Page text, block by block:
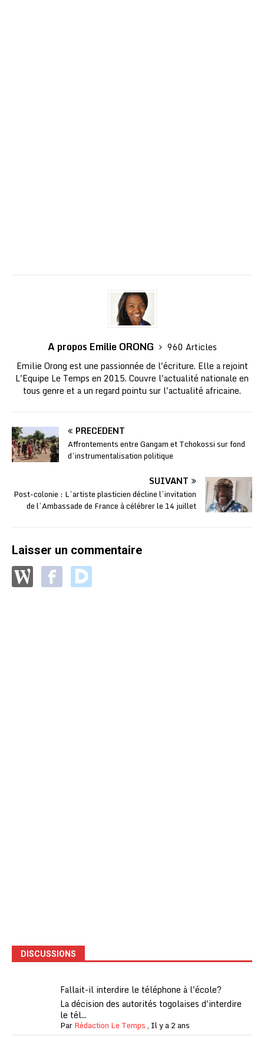
A propos Emilie ORONG
960 Articles
Emilie Orong est une passionnée de l'écriture. Elle a rejoint
L'Equipe Le Temps en 2015. Couvre l'actualité nationale en
tous genre et a un regard pointu sur l'actualité africaine.
PRÉCÉDENT
Affrontements entre Gangam et Tchokossi sur fond
d’instrumentalisation politique
SUIVANT
Post-colonie : L’artiste plasticien décline l’invitation
de l’Ambassade de France à célébrer le 14 juillet
Laisser un commentaire
DISCUSSIONS
Fallait-il interdire le téléphone à l'école?
La décision des autorités togolaises d'interdire
le tél...
ParRédaction Le Temps, Il y a 2 ans